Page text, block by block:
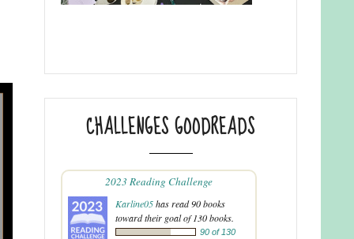
CHALLENGES GOODREADS
2023 Reading Challenge
Karline05has read 90 books
toward their goal of 130 books.
90 of 130